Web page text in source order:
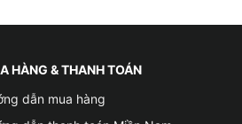
HÀNG & THANH TOÁN
dẫn mua hàng